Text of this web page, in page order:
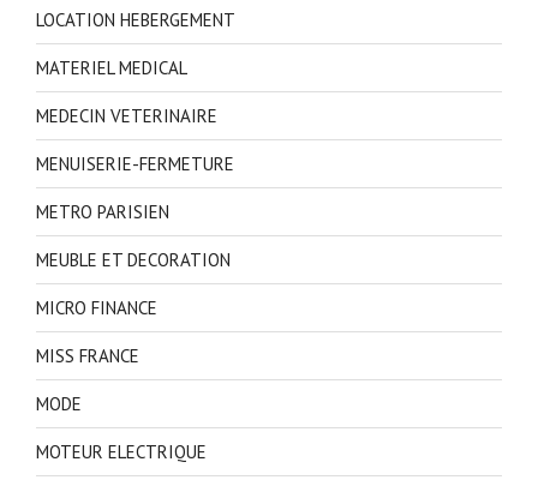
LOCATION HEBERGEMENT
MATERIEL MEDICAL
MEDECIN VETERINAIRE
MENUISERIE-FERMETURE
METRO PARISIEN
MEUBLE ET DECORATION
MICRO FINANCE
MISS FRANCE
MODE
MOTEUR ELECTRIQUE